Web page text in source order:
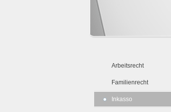
Arbeitsrecht
Familienrecht
Inkasso